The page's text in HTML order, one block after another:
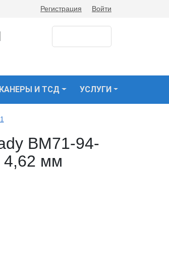
Регистрация Войти
И ТСД УСЛУГИ
BM71-94-
4,62 мм